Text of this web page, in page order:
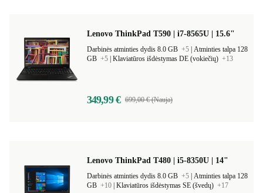
Lenovo ThinkPad T590 | i7-8565U | 15.6"
Darbinės atminties dydis 8.0 GB +5 Atminties talpa 128
GB +5 Klaviatūros išdėstymas DE (vokiečių) +13
349,99 € 699,00 € (Nauja)
Lenovo ThinkPad T480 | i5-8350U | 14"
Darbinės atminties dydis 8.0 GB +5 Atminties talpa 128
GB +10 Klaviatūros išdėstymas SE (švedų) +17